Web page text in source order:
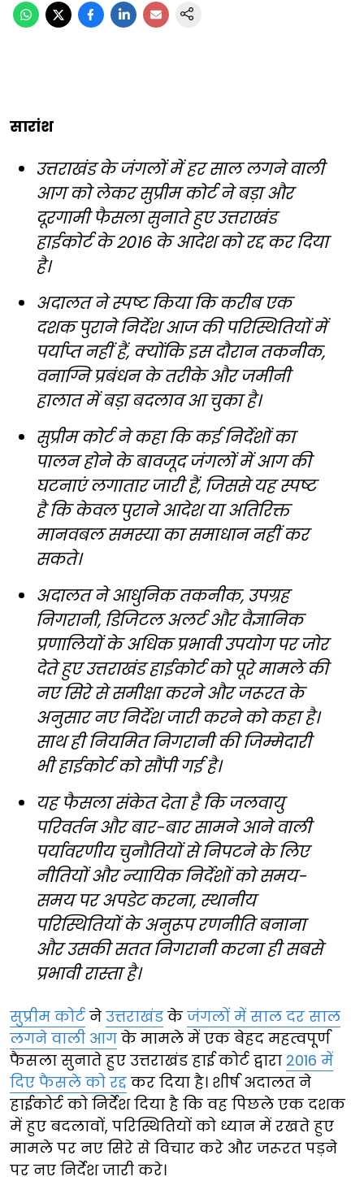
सारांश
उत्तराखंड के जंगलों में हर साल लगने वाली
आग को लेकर सुप्रीम कोर्ट ने बड़ा और
दूरगामी फैसला सुनाते हुए उत्तराखंड
हाईकोर्ट के 2016 के आदेश को रद्द कर दिया
है।
अदालत ने स्पष्ट किया कि करीब एक
दशक पुराने निर्देश आज की परिस्थितियों में
पर्याप्त नहीं हैं, क्योंकि इस दौरान तकनीक,
वनाग्नि प्रबंधन के तरीके और जमीनी
हालात में बड़ा बदलाव आ चुका है।
सुप्रीम कोर्ट ने कहा कि कई निर्देशों का
पालन होने के बावजूद जंगलों में आग की
घटनाएं लगातार जारी हैं, जिससे यह स्पष्ट
है कि केवल पुराने आदेश या अतिरिक्त
मानवबल समस्या का समाधान नहीं कर
सकते।
अदालत ने आधुनिक तकनीक, उपग्रह
निगरानी, डिजिटल अलर्ट और वैज्ञानिक
प्रणालियों के अधिक प्रभावी उपयोग पर जोर
देते हुए उत्तराखंड हाईकोर्ट को पूरे मामले की
नए सिरे से समीक्षा करने और जरूरत के
अनुसार नए निर्देश जारी करने को कहा है।
साथ ही नियमित निगरानी की जिम्मेदारी
भी हाईकोर्ट को सौंपी गई है।
यह फैसला संकेत देता है कि जलवायु
परिवर्तन और बार-बार सामने आने वाली
पर्यावरणीय चुनौतियों से निपटने के लिए
नीतियों और न्यायिक निर्देशों को समय-
समय पर अपडेट करना, स्थानीय
परिस्थितियों के अनुरूप रणनीति बनाना
और उसकी सतत निगरानी करना ही सबसे
प्रभावी रास्ता है।
सुप्रीम कोर्ट ने उत्तराखंड के जंगलों में साल दर साल
लगने वाली आग के मामले में एक बेहद महत्वपूर्ण
फैसला सुनाते हुए उत्तराखंड हाई कोर्ट द्वारा 2016 में
दिए फैसले को रद्द कर दिया है। शीर्ष अदालत ने
हाईकोर्ट को निर्देश दिया है कि वह पिछले एक दशक
में हुए बदलावों, परिस्थितियों को ध्यान में रखते हुए
मामले पर नए सिरे से विचार करे और जरूरत पड़ने
पर नए निर्देश जारी करे।